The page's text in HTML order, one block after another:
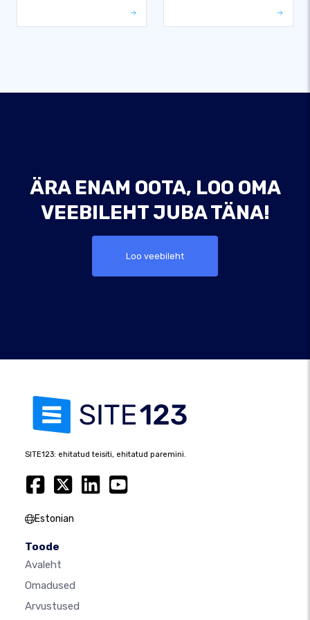
ÄRA ENAM OOTA, LOO OMA
VEEBILEHT JUBA TÄNA!
Loo veebileht
SITE123: ehitatud teisiti, ehitatud paremini.
Estonian
Toode
Avaleht
Omadused
Arvustused